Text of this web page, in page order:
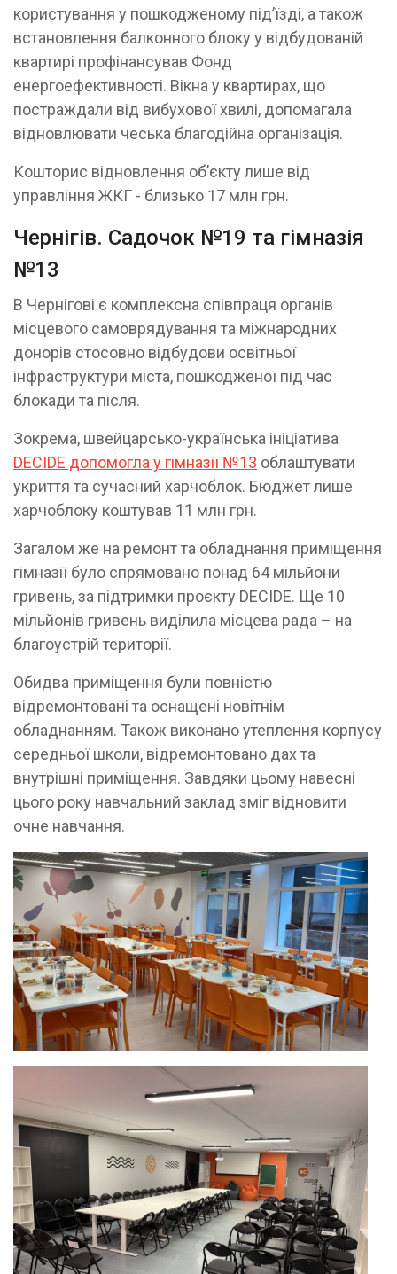
користування у пошкодженому під’їзді, а також
встановлення балконного блоку у відбудованій
квартирі профінансував Фонд
енергоефективності. Вікна у квартирах, що
постраждали від вибухової хвилі, допомагала
відновлювати чеська благодійна організація.
Кошторис відновлення обʼєкту лише від
управління ЖКГ - близько 17 млн грн.
Чернігів. Садочок №19 та гімназія
№13
В Чернігові є комплексна співпраця органів
місцевого самоврядування та міжнародних
донорів стосовно відбудови освітньої
інфраструктури міста, пошкодженої під час
блокади та після.
Зокрема, швейцарсько-українська ініціатива
DECIDE допомогла у гімназії №13 облаштувати
укриття та сучасний харчоблок. Бюджет лише
харчоблоку коштував 11 млн грн.
Загалом же на ремонт та обладнання приміщення
гімназії було спрямовано понад 64 мільйони
гривень, за підтримки проєкту DECIDE. Ще 10
мільйонів гривень виділила місцева рада – на
благоустрій території.
Обидва приміщення були повністю
відремонтовані та оснащені новітнім
обладнанням. Також виконано утеплення корпусу
середньої школи, відремонтовано дах та
внутрішні приміщення. Завдяки цьому навесні
цього року навчальний заклад зміг відновити
очне навчання.